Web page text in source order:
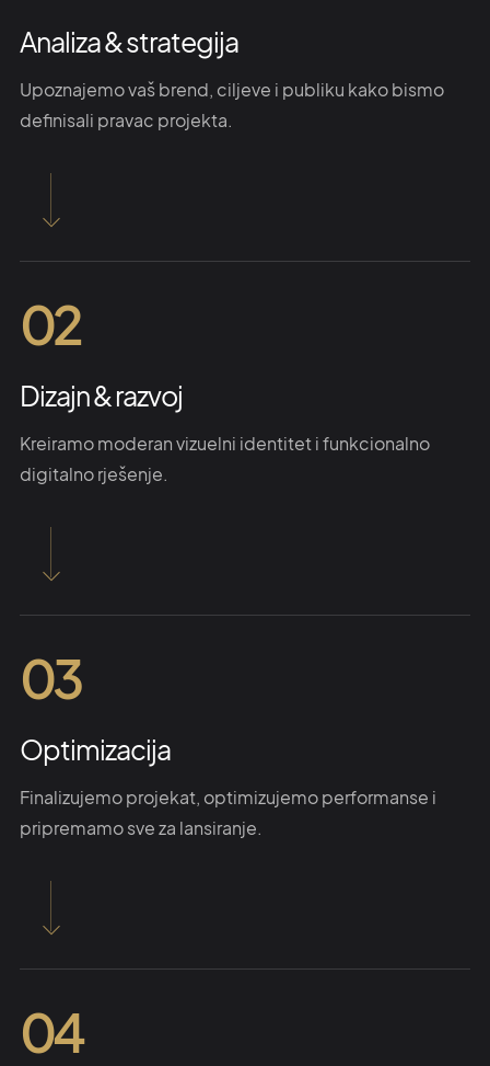
Analiza & strategija
Upoznajemo vaš brend, ciljeve i publiku kako bismo
definisali pravac projekta.
02
Dizajn & razvoj
Kreiramo moderan vizuelni identitet i funkcionalno
digitalno rješenje.
03
Optimizacija
Finalizujemo projekat, optimizujemo performanse i
pripremamo sve za lansiranje.
04